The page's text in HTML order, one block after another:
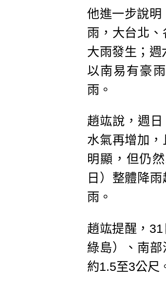
他進一步說明
雨，大台北
大雨發生；
以南易有豪
雨。
趙竑說，週
水氣再增加
明顯，但仍
日）整體降
雨。
趙竑提醒，
綠島）、南
約1.5至3公尺